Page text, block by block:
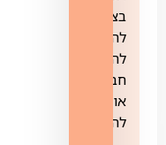
בצ'אט,
להוסיף/
להוריד
חבילות
או
להתנתק.